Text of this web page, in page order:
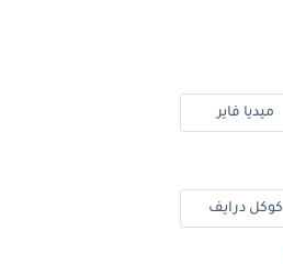
ميديا فاير
كوكل درايف